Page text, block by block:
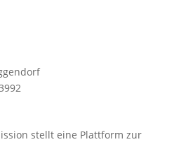
stellt eine Plattform zur